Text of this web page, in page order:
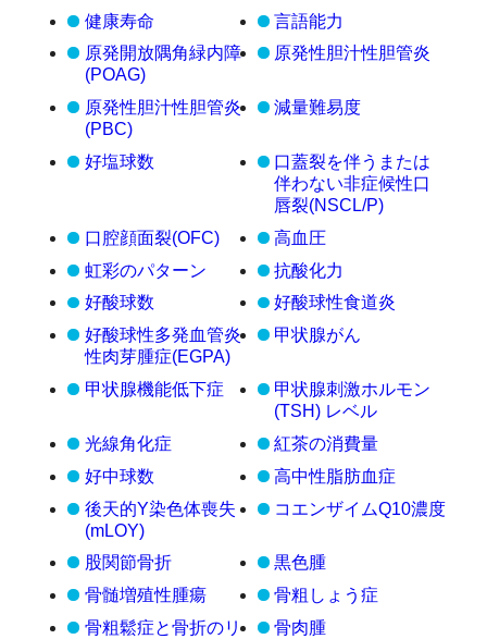
健康寿命
言語能力
原発開放隅角緑内障
(POAG)
原発性胆汁性胆管炎
原発性胆汁性胆管炎
(PBC)
減量難易度
好塩球数
口蓋裂を伴うまたは
伴わない非症候性口
唇裂(NSCL/P)
口腔顔面裂(OFC)
高血圧
虹彩のパターン
抗酸化力
好酸球数
好酸球性食道炎
好酸球性多発血管炎
性肉芽腫症(EGPA)
甲状腺がん
甲状腺機能低下症
甲状腺刺激ホルモン
(TSH) レベル
光線角化症
紅茶の消費量
好中球数
高中性脂肪血症
後天的Y染色体喪失
(mLOY)
コエンザイムQ10濃度
股関節骨折
黒色腫
骨髄増殖性腫瘍
骨粗しょう症
骨粗鬆症と骨折のリ
骨肉腫